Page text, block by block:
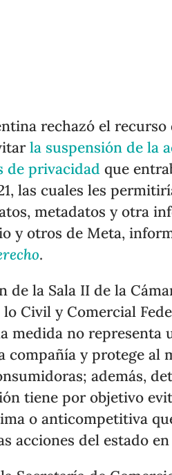
rechazó el recurso
la suspensión de la
de privacidad que
las cuales les
metadatos y otra
y otros de Meta,
.
de la Sala II de la
Civil y Comercial
medida no representa
compañía y protege al
además,
tiene por objetivo
o anticompetitiva
acciones del estado